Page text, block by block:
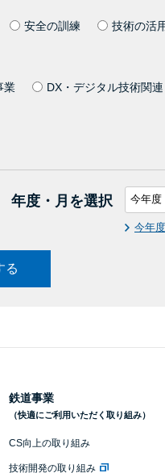
安全の訓練 技術の活
業 DX・デジタル技術関連
年度・月を選択
今年
る
鉄道事業
（快適にご利用いただく取り組み）
CS向上の取り組み
技術開発の取り組み